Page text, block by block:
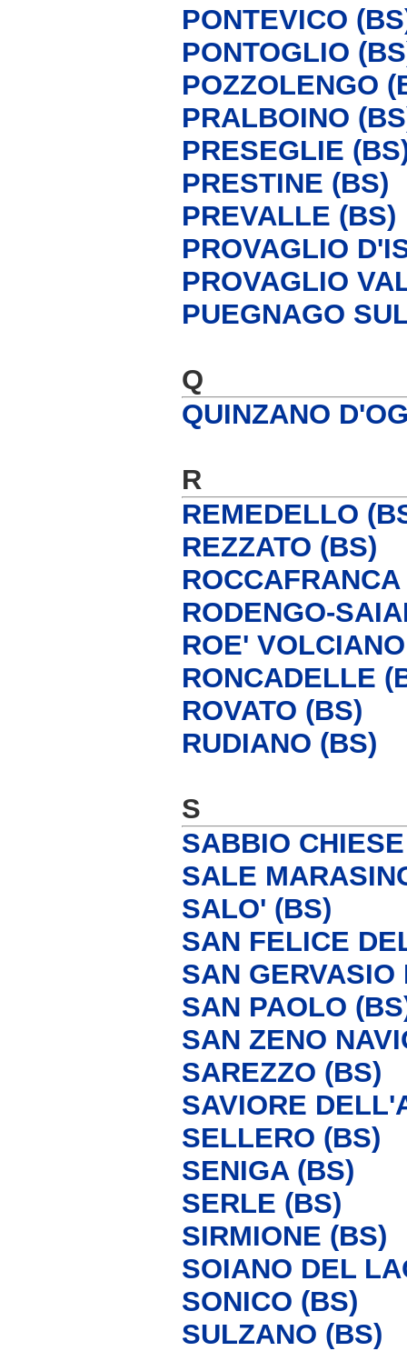
PONTEVICO
PONTOGLIO
POZZOLENGO
PRALBOINO
PRESEGLIE
PRESTINE (BS)
PREVALLE (BS)
PROVAGLIO
PROVAGLIO
PUEGNAGO
Q
QUINZANO
R
REMEDELLO
REZZATO (BS)
RODENGO-
ROE'
RONCADELLE
ROVATO (BS)
RUDIANO (BS)
S
SABBIO
SALE
SALO' (BS)
SAN FELICE
SAN
SAN PAOLO
SAN ZENO
SAREZZO (BS)
SAVIORE
SELLERO (BS)
SENIGA (BS)
SERLE (BS)
SIRMIONE (BS)
SOIANO DEL
SONICO (BS)
SULZANO (BS)